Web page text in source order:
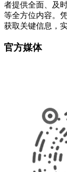
者提供全面、及
等全方位内容。
获取关键信息，
官方媒体